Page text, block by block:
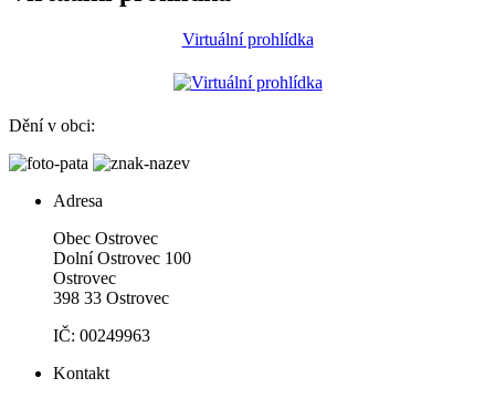
Virtuální prohlídka
Dění v obci:
Adresa
Obec Ostrovec
Dolní Ostrovec 100
Ostrovec
398 33 Ostrovec
IČ: 00249963
Kontakt